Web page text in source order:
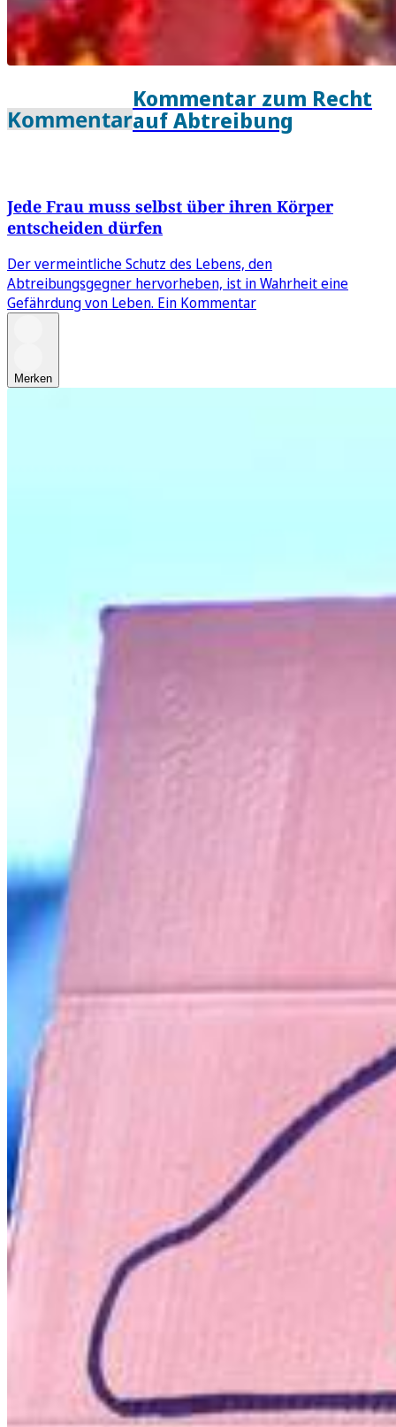
Kommentar
Kommentar zum Recht
auf Abtreibung
Jede Frau muss selbst über ihren Körper
entscheiden dürfen
Der vermeintliche Schutz des Lebens, den
Abtreibungsgegner hervorheben, ist in Wahrheit eine
Gefährdung von Leben. Ein Kommentar
Merken